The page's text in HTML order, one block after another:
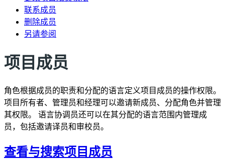
联系成员
删除成员
另请参阅
项目成员
角色根据成员的职责和分配的语言定义项目成员的操作权限。
项目所有者、管理员和经理可以邀请新成员、分配角色并管理
其权限。 语言协调员还可以在其分配的语言范围内管理成
员，包括邀请译员和审校员。
查看与搜索项目成员